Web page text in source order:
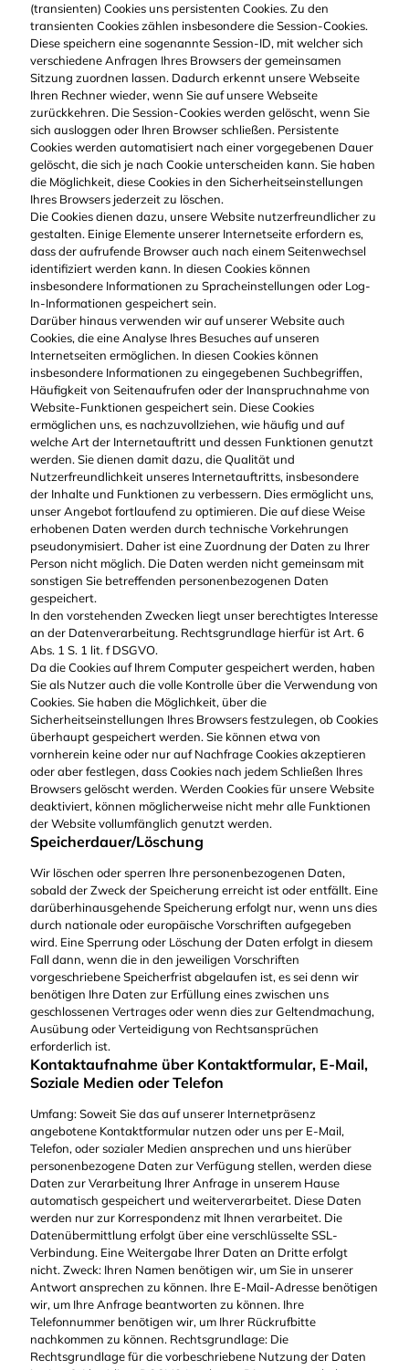
(transienten) Cookies uns persistenten Cookies. Zu den
transienten Cookies zählen insbesondere die Session-Cookies.
Diese speichern eine sogenannte Session-ID, mit welcher sich
verschiedene Anfragen Ihres Browsers der gemeinsamen
Sitzung zuordnen lassen. Dadurch erkennt unsere Webseite
Ihren Rechner wieder, wenn Sie auf unsere Webseite
zurückkehren. Die Session-Cookies werden gelöscht, wenn Sie
sich ausloggen oder Ihren Browser schließen. Persistente
Cookies werden automatisiert nach einer vorgegebenen Dauer
gelöscht, die sich je nach Cookie unterscheiden kann. Sie haben
die Möglichkeit, diese Cookies in den Sicherheitseinstellungen
Ihres Browsers jederzeit zu löschen.
Die Cookies dienen dazu, unsere Website nutzerfreundlicher zu
gestalten. Einige Elemente unserer Internetseite erfordern es,
dass der aufrufende Browser auch nach einem Seitenwechsel
identifiziert werden kann. In diesen Cookies können
insbesondere Informationen zu Spracheinstellungen oder Log-
In-Informationen gespeichert sein.
Darüber hinaus verwenden wir auf unserer Website auch
Cookies, die eine Analyse Ihres Besuches auf unseren
Internetseiten ermöglichen. In diesen Cookies können
insbesondere Informationen zu eingegebenen Suchbegriffen,
Häufigkeit von Seitenaufrufen oder der Inanspruchnahme von
Website-Funktionen gespeichert sein. Diese Cookies
ermöglichen uns, es nachzuvollziehen, wie häufig und auf
welche Art der Internetauftritt und dessen Funktionen genutzt
werden. Sie dienen damit dazu, die Qualität und
Nutzerfreundlichkeit unseres Internetauftritts, insbesondere
der Inhalte und Funktionen zu verbessern. Dies ermöglicht uns,
unser Angebot fortlaufend zu optimieren. Die auf diese Weise
erhobenen Daten werden durch technische Vorkehrungen
pseudonymisiert. Daher ist eine Zuordnung der Daten zu Ihrer
Person nicht möglich. Die Daten werden nicht gemeinsam mit
sonstigen Sie betreffenden personenbezogenen Daten
gespeichert.
In den vorstehenden Zwecken liegt unser berechtigtes Interesse
an der Datenverarbeitung. Rechtsgrundlage hierfür ist Art. 6
Abs. 1 S. 1 lit. f DSGVO.
Da die Cookies auf Ihrem Computer gespeichert werden, haben
Sie als Nutzer auch die volle Kontrolle über die Verwendung von
Cookies. Sie haben die Möglichkeit, über die
Sicherheitseinstellungen Ihres Browsers festzulegen, ob Cookies
überhaupt gespeichert werden. Sie können etwa von
vornherein keine oder nur auf Nachfrage Cookies akzeptieren
oder aber festlegen, dass Cookies nach jedem Schließen Ihres
Browsers gelöscht werden. Werden Cookies für unsere Website
deaktiviert, können möglicherweise nicht mehr alle Funktionen
der Website vollumfänglich genutzt werden.
Speicherdauer/Löschung
Wir löschen oder sperren Ihre personenbezogenen Daten,
sobald der Zweck der Speicherung erreicht ist oder entfällt. Eine
darüberhinausgehende Speicherung erfolgt nur, wenn uns dies
durch nationale oder europäische Vorschriften aufgegeben
wird. Eine Sperrung oder Löschung der Daten erfolgt in diesem
Fall dann, wenn die in den jeweiligen Vorschriften
vorgeschriebene Speicherfrist abgelaufen ist, es sei denn wir
benötigen Ihre Daten zur Erfüllung eines zwischen uns
geschlossenen Vertrages oder wenn dies zur Geltendmachung,
Ausübung oder Verteidigung von Rechtsansprüchen
erforderlich ist.
Kontaktaufnahme über Kontaktformular, E-Mail,
Soziale Medien oder Telefon
Umfang: Soweit Sie das auf unserer Internetpräsenz
angebotene Kontaktformular nutzen oder uns per E-Mail,
Telefon, oder sozialer Medien ansprechen und uns hierüber
personenbezogene Daten zur Verfügung stellen, werden diese
Daten zur Verarbeitung Ihrer Anfrage in unserem Hause
automatisch gespeichert und weiterverarbeitet. Diese Daten
werden nur zur Korrespondenz mit Ihnen verarbeitet. Die
Datenübermittlung erfolgt über eine verschlüsselte SSL-
Verbindung. Eine Weitergabe Ihrer Daten an Dritte erfolgt
nicht. Zweck: Ihren Namen benötigen wir, um Sie in unserer
Antwort ansprechen zu können. Ihre E-Mail-Adresse benötigen
wir, um Ihre Anfrage beantworten zu können. Ihre
Telefonnummer benötigen wir, um Ihrer Rückrufbitte
nachkommen zu können. Rechtsgrundlage: Die
Rechtsgrundlage für die vorbeschriebene Nutzung der Daten